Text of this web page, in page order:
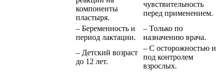
компоненты
пластыря.
чувствительность
перед применением.
– Беременность и
период лактации.
– Только по
назначению врача.
– Детский возраст
до 12 лет.
– С осторожностью и
под контролем
взрослых.